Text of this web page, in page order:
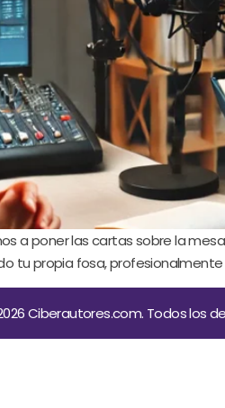
a poner las cartas sobre la
propia fosa, profesionalmente
Ciberautores.com. Todos los